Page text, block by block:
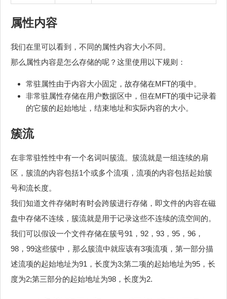
属性内容
我们在里可以看到，不同的属性内容大小不同。
那么属性内容是怎么存储的呢？这里使用以下规则：
常驻属性由于内容大小固定，故存储在MFT的项中。
非常驻属性存储在用户数据区中，但在MFT的项中记录着
的它簇的起始地址，结束地址和实际内容的大小。
簇流
在非常驻性性中有一个名词叫簇流。簇流就是一组连续的扇
区，簇流的内容包括1个或多个流项，流项的内容包括起始簇
号和流长度。
我们知道文件存储时有时会跨簇进行存储，即文件的内容在磁
盘中存储不连续，簇流就是用于记录这些不连续的流空间的。
我们可以假设一个文件存储在簇号91，92，93，95，96，
98，99这些簇中，那么簇流中就应该有3项流项，第一部分描
述流项的起始地址为91，长度为3;第二项的起始地址为95，长
度为2;第三部分的起始地址为98，长度为2.